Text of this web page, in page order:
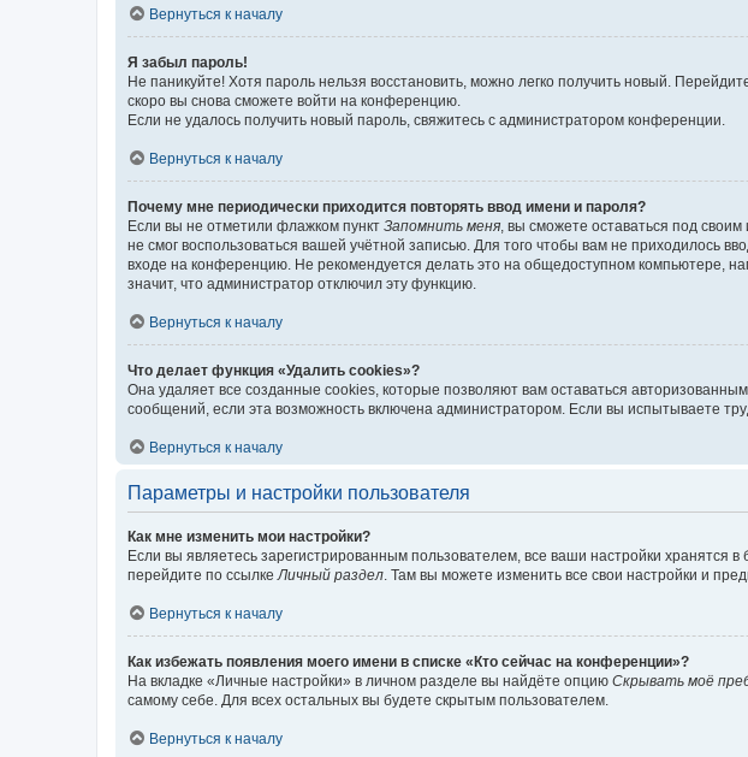
Вернуться к началу
Я забыл пароль!
Не паникуйте! Хотя пароль нельзя восстановить, можно легко получить новый.
скоро вы снова сможете войти на конференцию.
Если не удалось получить новый пароль, свяжитесь с администратором конференции.
Вернуться к началу
Почему мне периодически приходится повторять ввод имени и пароля?
Если вы не отметили флажком пункт Запомнить меня , вы сможете оставаться под
не смог воспользоваться вашей учётной записью. Для того чтобы вам не приходилось
входе на конференцию. Не рекомендуется делать это на общедоступном компьютере,
значит, что администратор отключил эту функцию.
Вернуться к началу
Что делает функция «Удалить cookies»?
Она удаляет все созданные cookies, которые позволяют вам оставаться
сообщений, если эта возможность включена администратором. Если вы испытываете
Вернуться к началу
Параметры и настройки пользователя
Как мне изменить мои настройки?
Если вы являетесь зарегистрированным пользователем, все ваши настройки
перейдите по ссылке Личный раздел . Там вы можете изменить все свои настройки и
Вернуться к началу
Как избежать появления моего имени в списке «Кто сейчас на конференции»?
На вкладке «Личные настройки» в личном разделе вы найдёте опцию Скрывать моё
самому себе. Для всех остальных вы будете скрытым пользователем.
Вернуться к началу